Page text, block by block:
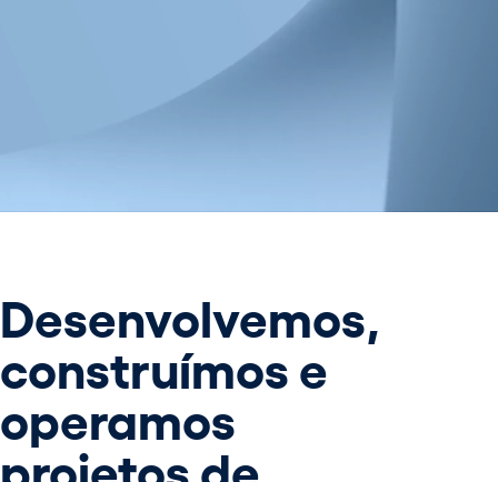
Desenvolvemos,
construímos e
operamos
projetos de